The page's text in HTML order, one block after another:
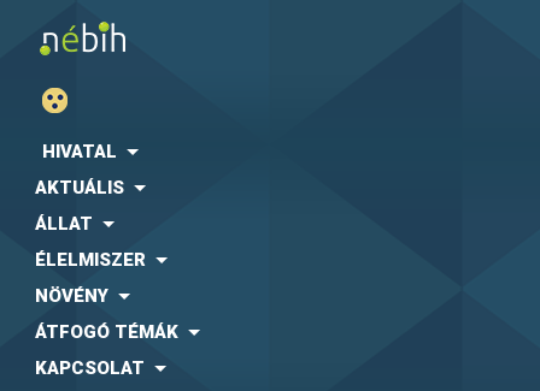
HIVATAL
AKTUÁLIS
ÁLLAT
ÉLELMISZER
NÖVÉNY
ÁTFOGÓ TÉMÁK
KAPCSOLAT